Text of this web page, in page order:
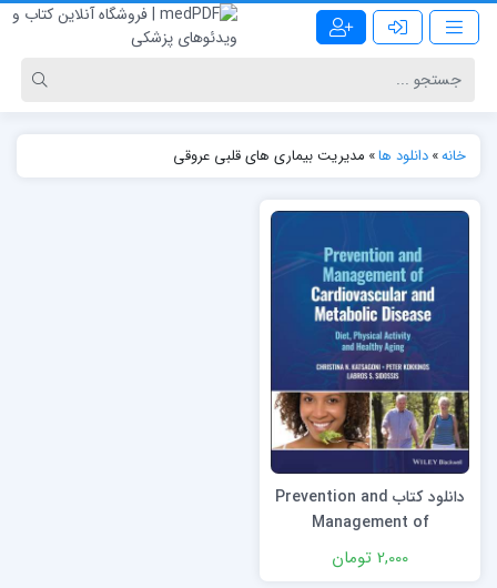
خانه»دانلود ها» مدیریت بیماری های قلبی عروقی
دانلود كتاب Prevention and
Management of
Cardiovascular and
Metabolic Disease: Diet,
2,000 تومان